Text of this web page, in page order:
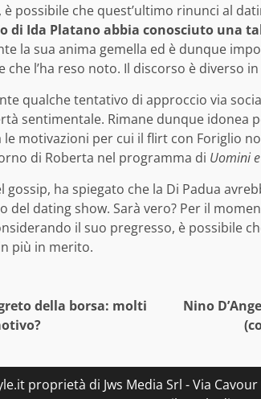
è possibile che quest’ultimo rinunci al
di Ida Platano abbia conosciuto una
la sua anima gemella ed è dunque
l’ha reso noto. Il discorso è diverso
qualche tentativo di approccio via
sentimentale. Rimane dunque idonea
motivazioni per cui il flirt con Foriglio
di Roberta nel programma di Uomini
gossip, ha spiegato che la Di Padua
del dating show. Sarà vero? Per il
il suo pregresso, è possibile
più in merito.
della borsa: molti
Nino
proprietà di Jws Media Srl - Via